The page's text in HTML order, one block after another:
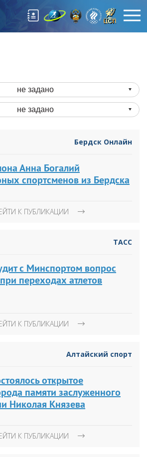
не задано
не задано
Бердск Онлайн
Анна Богалий
спортсменов из Бердска
К ПУБЛИКАЦИИ
ТАСС
с Минспортом вопрос
переходах атлетов
К ПУБЛИКАЦИИ
Алтайский спорт
открытое
памяти заслуженного
Николая Князева
К ПУБЛИКАЦИИ